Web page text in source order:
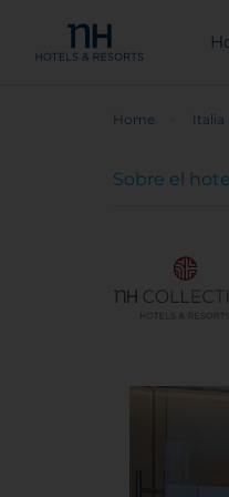
Home Italia
Sobre el